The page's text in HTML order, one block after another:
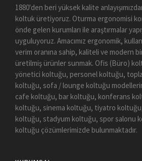
1880'den beri yüksek kalite
koltuk üretiyoruz. Oturma ergonomisi
önde gelen kurumları ile araştırmalar
uyguluyoruz. Amacımız ergonomik,
verim oranına sahip, kaliteli ve modern bir
üretilmiş ürünler sunmak. Ofis (Büro)
yönetici koltuğu, personel koltuğu,
koltuğu, sofa / lounge koltuğu
cafe koltuğu, bar koltuğu, konferans
koltuğu, sinema koltuğu, tiyatro
koltuğu, stadyum koltuğu, spor salonu
koltuğu çözümlerimizde bulunmaktadır.